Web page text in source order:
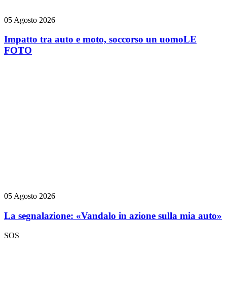
05 Agosto 2026
Impatto tra auto e moto, soccorso un uomoLE
FOTO
05 Agosto 2026
La segnalazione: «Vandalo in azione sulla mia auto»
SOS